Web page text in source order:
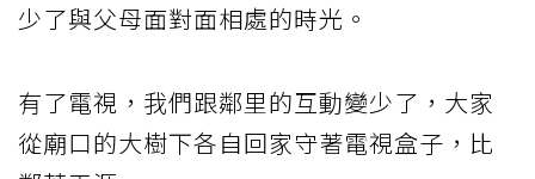
少了與父母面對面相處的時光。
有了電視，我們跟鄰里的互動變少了，大家
從廟口的大樹下各自回家守著電視盒子，比